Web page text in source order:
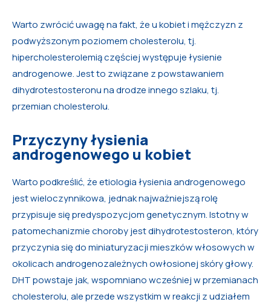
Warto zwrócić uwagę na fakt, że u kobiet i mężczyzn z
podwyższonym poziomem cholesterolu, tj.
hipercholesterolemią częściej występuje łysienie
androgenowe. Jest to związane z powstawaniem
dihydrotestosteronu na drodze innego szlaku, tj.
przemian cholesterolu.
Przyczyny łysienia
androgenowego u kobiet
Warto podkreślić, że etiologia łysienia androgenowego
jest wieloczynnikowa, jednak najważniejszą rolę
przypisuje się predyspozycjom genetycznym. Istotny w
patomechanizmie choroby jest dihydrotestosteron, który
przyczynia się do miniaturyzacji mieszków włosowych w
okolicach androgenozależnych owłosionej skóry głowy.
DHT powstaje jak, wspomniano wcześniej w przemianach
cholesterolu, ale przede wszystkim w reakcji z udziałem